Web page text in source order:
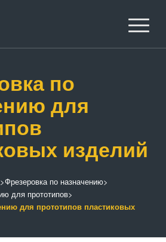
по
для
изделий
>Фрезеровка по назначению>
для прототипов>
для прототипов пластиковых